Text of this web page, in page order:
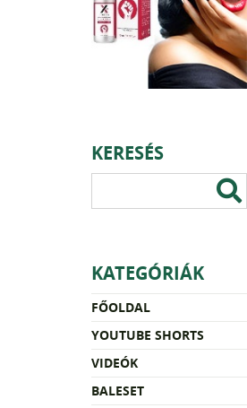
KERESÉS
KATEGÓRIÁK
FŐOLDAL
YOUTUBE SHORTS
VIDEÓK
BALESET